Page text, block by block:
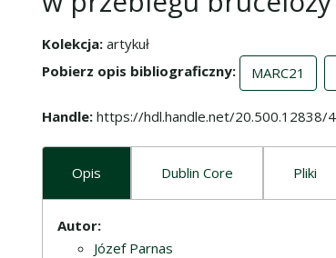
Kolekcja artykuł
Pobierz opis bibliograficzny
MARC21
Handle https://hdl.handle.net/
Opis Dublin Core Pliki
Opis
Autor:
Józef Parnas